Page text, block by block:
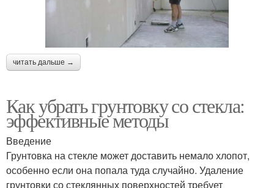
читать дальше →
Как убрать грунтовку со стекла:
эффективные методы
Введение
Грунтовка на стекле может доставить немало хлопот,
особенно если она попала туда случайно. Удаление
грунтовки со стеклянных поверхностей требует